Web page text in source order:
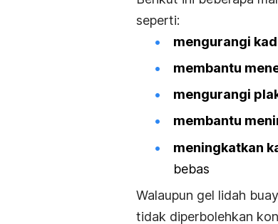
seperti:
mengurangi
membantu
mengurangi
membantu
meningkatkan
bebas
Walaupun gel lidah
tidak diperbolehkan